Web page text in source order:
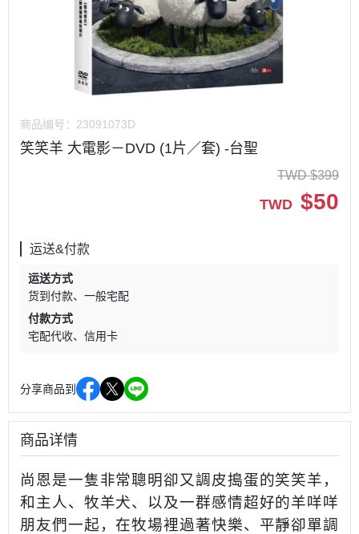
商品编号： 23091073D
笑笑羊 大電影－DVD (1片／套) -台聖
TWD $399
TWD $50
运送&付款
运送方式
货到付款
一般宅配
付款方式
宅配代收
信用卡
分享商品到
商品详情
尚恩是一隻非常聰明卻又調皮搗蛋的笑笑羊，
和主人、牧羊犬、以及一群感情超好的羊咩咩
朋友們一起，在牧場裡過著快樂、平靜卻單調